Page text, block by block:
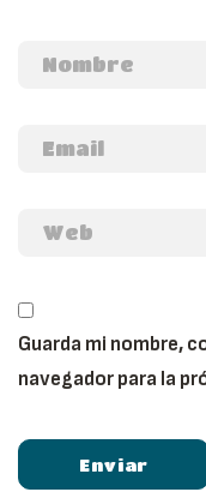
Guarda mi nombre,
navegador para la